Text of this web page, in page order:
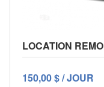
LOCATION
150,00 $ / JOUR